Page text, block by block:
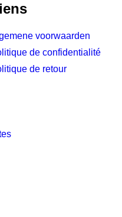
voorwaarden
de confidentialité
de retour